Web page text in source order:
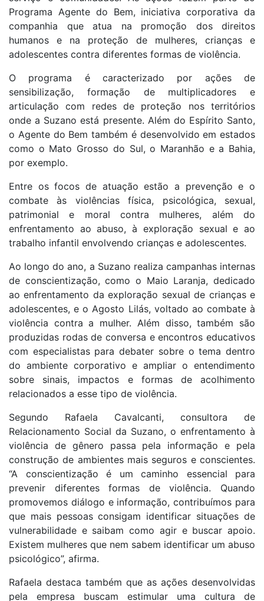
Programa Agente do Bem, iniciativa corporativa da
companhia que atua na promoção dos direitos
humanos e na proteção de mulheres, crianças e
adolescentes contra diferentes formas de violência.
O programa é caracterizado por ações de
sensibilização, formação de multiplicadores e
articulação com redes de proteção nos territórios
onde a Suzano está presente. Além do Espírito Santo,
o Agente do Bem também é desenvolvido em estados
como o Mato Grosso do Sul, o Maranhão e a Bahia,
por exemplo.
Entre os focos de atuação estão a prevenção e o
combate às violências física, psicológica, sexual,
patrimonial e moral contra mulheres, além do
enfrentamento ao abuso, à exploração sexual e ao
trabalho infantil envolvendo crianças e adolescentes.
Ao longo do ano, a Suzano realiza campanhas internas
de conscientização, como o Maio Laranja, dedicado
ao enfrentamento da exploração sexual de crianças e
adolescentes, e o Agosto Lilás, voltado ao combate à
violência contra a mulher. Além disso, também são
produzidas rodas de conversa e encontros educativos
com especialistas para debater sobre o tema dentro
do ambiente corporativo e ampliar o entendimento
sobre sinais, impactos e formas de acolhimento
relacionados a esse tipo de violência.
Segundo Rafaela Cavalcanti, consultora de
Relacionamento Social da Suzano, o enfrentamento à
violência de gênero passa pela informação e pela
construção de ambientes mais seguros e conscientes.
“A conscientização é um caminho essencial para
prevenir diferentes formas de violência. Quando
promovemos diálogo e informação, contribuímos para
que mais pessoas consigam identificar situações de
vulnerabilidade e saibam como agir e buscar apoio.
Existem mulheres que nem sabem identificar um abuso
psicológico”, afirma.
Rafaela destaca também que as ações desenvolvidas
pela empresa buscam estimular uma cultura de